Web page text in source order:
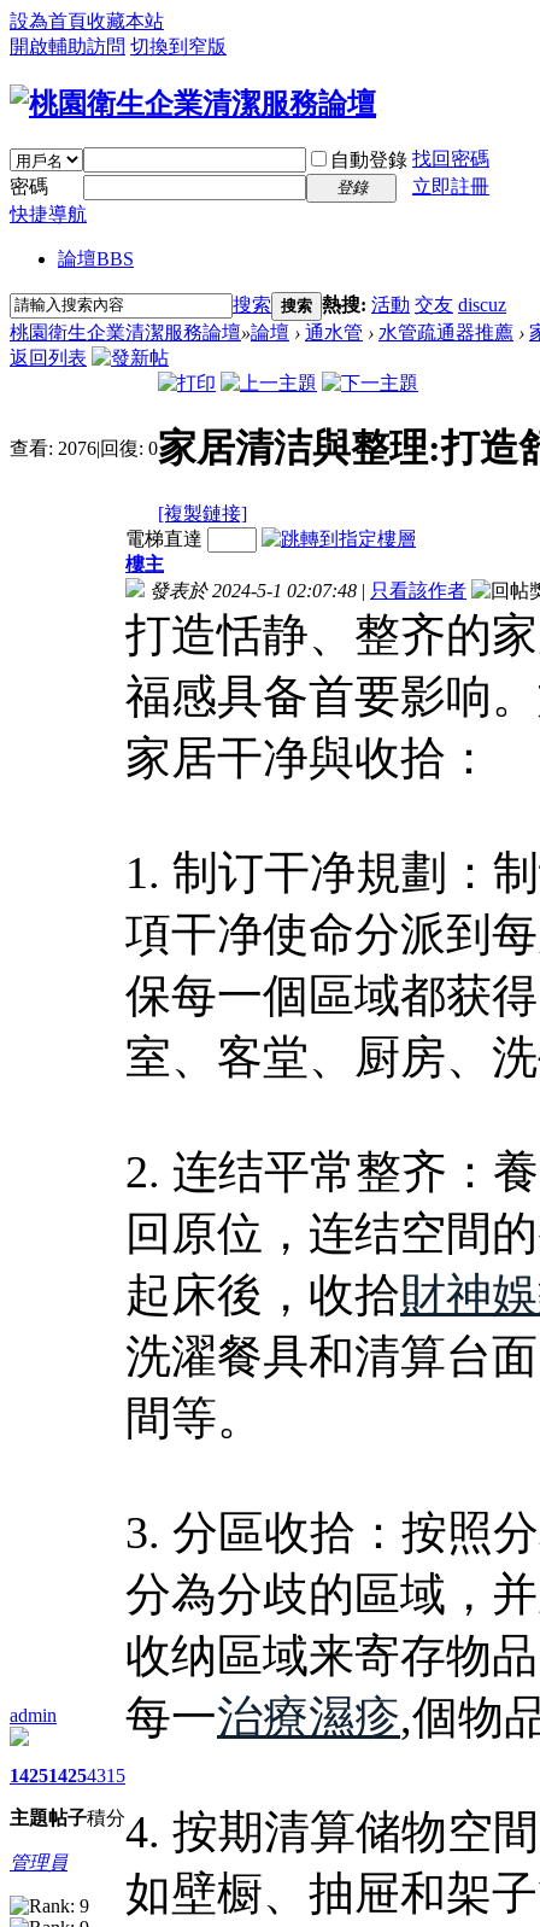
設為首頁收藏本站
開啟輔助訪問 切換到窄版
自動登錄 找回密碼
密碼
登錄
立即註冊
快捷導航
論壇BBS
搜索 搜索 熱搜: 活動 交友 discuz
桃園衛生企業清潔服務論壇»論壇 › 通水管 › 水管疏通器推薦 ›
返回列表
查看: 2076|回復: 0家居清洁與整理:打造
[複製鏈接]
admin
1425
主題
1425
帖子
4315
積分
管理員
電梯直達
樓主
發表於 2024-5-1 02:07:48 | 只看該作者
打造恬静、整齐的
福感具备首要影响
家居干净與收拾：
1. 制订干净規劃：
項干净使命分派到
保每一個區域都获
室、客堂、厨房、
2. 连结平常整齐：
回原位，连结空間
起床後，收拾財神
洗濯餐具和清算台
間等。
3. 分區收拾：按照
分為分歧的區域，
收纳區域来寄存物
每一治療濕疹,個物
4. 按期清算储物空
如壁橱、抽屉和架